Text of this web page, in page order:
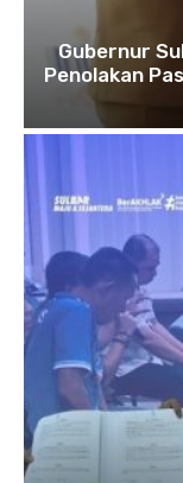
Gubernur
Penolakan